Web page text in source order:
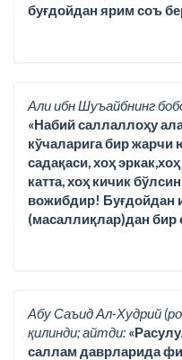
буғдойдан ярим соъ
Али ибн Шуъайбнинг
«Набий саллаллоҳу
кўчаларига бир
садақаси, хоҳ
катта, хоҳ кичик
вожибдир! Буғдойдан
(масаллиқлар)дан бир
Абу Саъид Ал-Худрий
қилинди; айтди:
саллам даврларида